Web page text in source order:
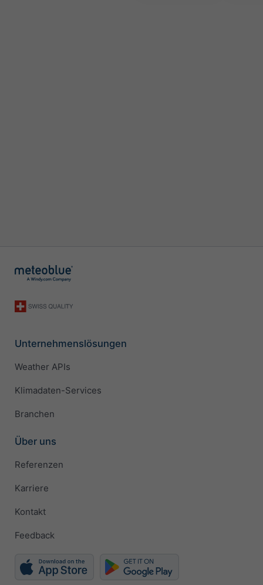
Unternehmenslösungen
Weather APIs
Klimadaten-Services
Branchen
Über uns
Referenzen
Karriere
Kontakt
Feedback